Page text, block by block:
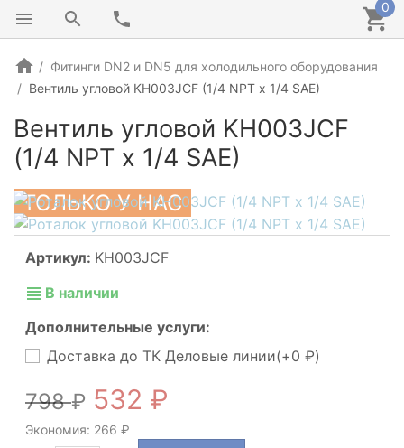
0
Фитинги DN2 и DN5 для холодильного оборудования
Вентиль угловой KH003JCF (1/4 NPT х 1/4 SAE)
Вентиль угловой KH003JCF
(1/4 NPT х 1/4 SAE)
ТОЛЬКО У НАС
Артикул: KH003JCF
В наличии
Дополнительные услуги:
Доставка до ТК Деловые линии(+0 )
798 532
Экономия: 266